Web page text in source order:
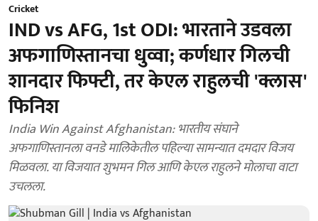
Cricket
IND vs AFG, 1st ODI: भारताने उडवला
अफगाणिस्तानचा धुव्वा; कर्णधार गिलची
शानदार फिफ्टी, तर केएल राहुलची 'क्लास'
फिनिश
India Win Against Afghanistan: भारतीय संघाने
अफगाणिस्तानला वनडे मालिकेतील पहिल्या सामन्यात दमदार विजय
मिळवला. या विजयात शुभमन गिल आणि केएल राहुलने मोलाचा वाटा
उचलला.